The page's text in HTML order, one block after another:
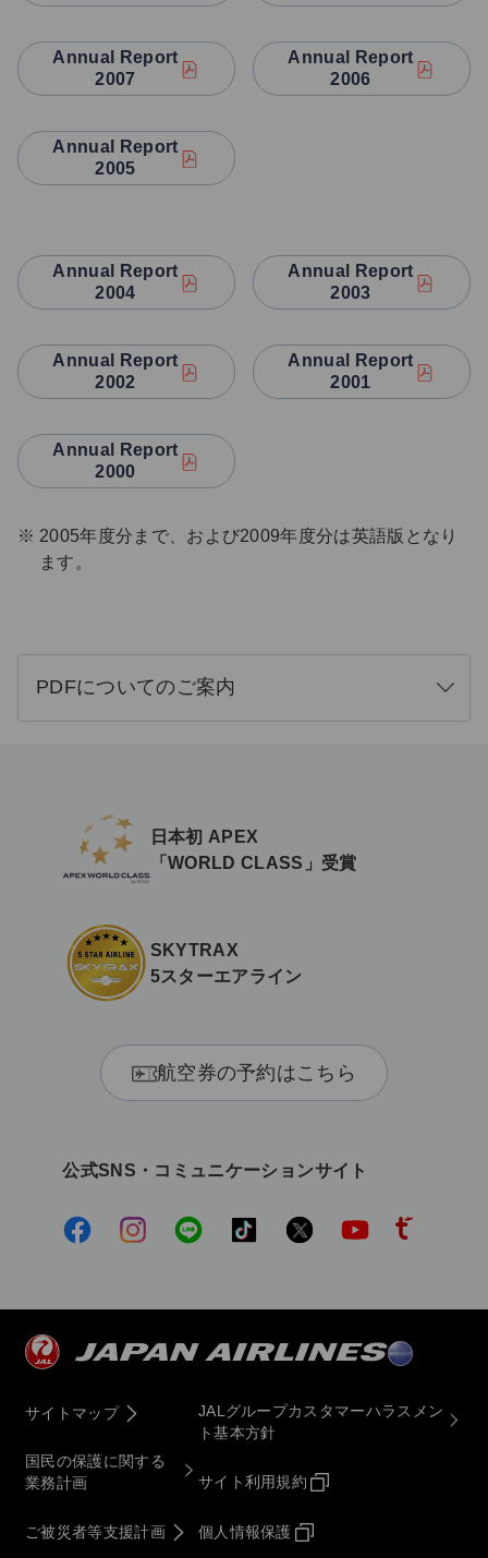
Annual Report
2007
Annual Report
2006
Annual Report
2005
Annual Report
2004
Annual Report
2003
Annual Report
2002
Annual Report
2001
Annual Report
2000
2005年度分まで、および2009年度分は英語版となり
ます。
PDFについてのご案内
日本初 APEX
「WORLD CLASS」受賞
SKYTRAX
5スターエアライン
航空券の予約はこちら
公式SNS・コミュニケーションサイト
サイトマップ
国民の保護に関する
業務計画
ご被災者等支援計画
JALグループカスタマーハラスメン
ト基本方針
サイト利用規約
個人情報保護